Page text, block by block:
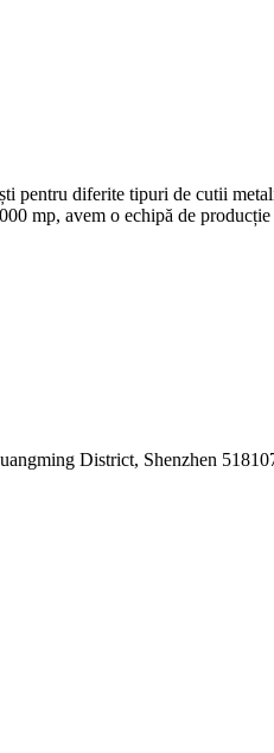
diferite tipuri de cutii
mp, avem o echipă de
District, Shenzhen